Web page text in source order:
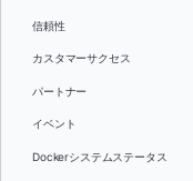
信頼性
カスタマーサクセス
パートナー
イベント
Dockerシステムステータス